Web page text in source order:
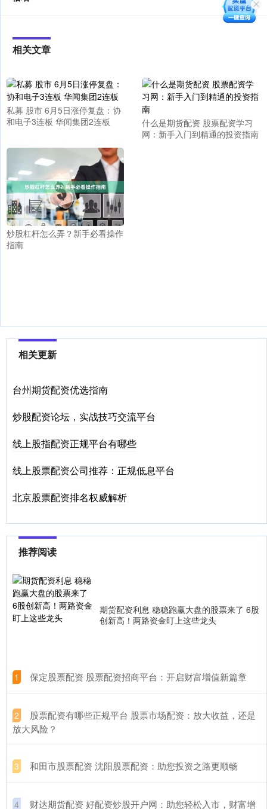
相关文章
私募 股市 6月5日涨停复盘：协
和电子3连板 华闻集团2连板
什么是期货配资 股票配资学习
网：新手入门到精通的投资指南
炒股杠杆怎么弄？新手必看操作
指南
相关更新
台州期货配资优选指南
炒股配资论坛，实战技巧交流平台
线上股指配资正规平台有哪些
线上股票配资公司推荐：正规低息平台
北京股票配资排名权威解析
推荐阅读
期货配资利息 稳稳跑赢大盘的股票来了 6股
创新高！两路资金盯上这些龙头
1 ​保定股票配资 股票配资招商平台：开启财富增值新篇章
2
​股票配资有哪些正规平台 股票市场配资：放大收益，还是
放大风险？
3 ​和田市股票配资 沈阳股票配资：助您投资之路更顺畅
4 ​财达期货配资 好配资炒股开户网：助您轻松入市，财富增